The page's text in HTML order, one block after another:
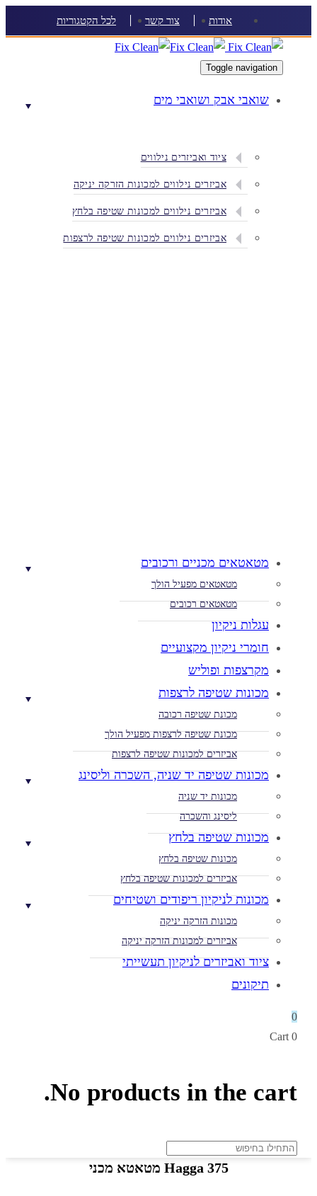
links
to
אודות צור קשר לכל הקטגוריות
Toggle navigation
שואבי אבק ושואבי מים
ציוד ואביזרים נילווים
אביזרים נילווים למכונות הזרקה יניקה
אביזרים נילווים למכונות שטיפה בלחץ
אביזרים נילווים למכונות שטיפה לרצפות
מטאטאים מכניים ורכובים
מטאטאים מפעיל הולך
מטאטאים רכובים
עגלות ניקיון
חומרי ניקיון מקצועיים
מקרצפות ופוליש
מכונות שטיפה לרצפות
מכונת שטיפה רכובה
מכונת שטיפה לרצפות מפעיל הולך
אביזרים למכונות שטיפה לרצפות
מכונות שטיפה יד שניה, השכרה וליסינג
מכונות יד שניה
ליסינג והשכרה
מכונות שטיפה בלחץ
מכונות שטיפה בלחץ
אביזרים למכונות שטיפה בלחץ
מכונות לניקיון ריפודים ושטיחים
מכונות הזרקה יניקה
אביזרים למכונות הזרקה יניקה
ציוד ואביזרים לניקיון תעשייתי
תיקונים
0
Cart 0
No products in the cart.
Hagga 375 מטאטא מכני